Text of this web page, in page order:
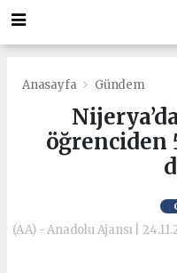
Anasayfa Gündem
öğrenciden
(AA) - Anadolu Ajansı |